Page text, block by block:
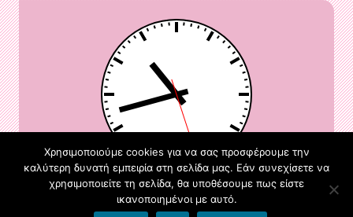
Φιλοξενείται στο https://blogs.sch.grWordPress. Just Pink by
Χρησιμοποιούμε cookies για να σας προσφέρουμε την
καλύτερη δυνατή εμπειρία στη σελίδα μας. Εάν συνεχίσετε να
χρησιμοποιείτε τη σελίδα, θα υποθέσουμε πως είστε
ικανοποιημένοι με αυτό.